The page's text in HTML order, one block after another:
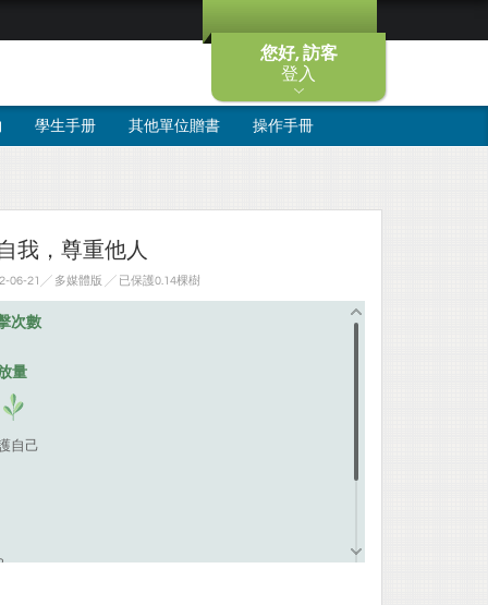
您好, 訪客
登入
學生手册 其他單位贈書 操作手冊
我，尊重他人
06-21╱ 多媒體版 ╱ 已保護0.14棵樹
次數
量
自己